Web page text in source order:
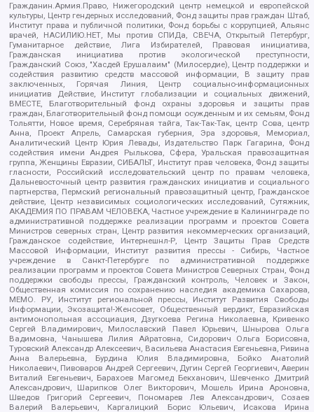
Гражданин.Армия.Право, Нижегородский центр немецкой и европейской
культуры, Центр гендерных исследований, Фонд защиты прав граждан Штаб,
Институт права и публичной политики, Фонд борьбы с коррупцией, Альянс
врачей, НАСИЛИЮ.НЕТ, Мы против СПИДа, СВЕЧА, Открытый Петербург,
Гуманитарное действие, Лига Избирателей, Правовая инициатива,
Гражданская инициатива против экологической преступности,
Гражданский Союз, "Хасдей Ерушалаим" (Милосердие), Центр поддержки и
содействия развитию средств массовой информации, В защиту прав
заключенных, Горячая Линия, Центр социально-информационных
инициатив Действие, Институт глобализации и социальных движений,
ВМЕСТЕ, Благотворительный фонд охраны здоровья и защиты прав
граждан, Благотворительный фонд помощи осужденным и их семьям, Фонд
Тольятти, Новое время, Серебряная тайга, Так-Так-Так, центр Сова, центр
Анна, Проект Апрель, Самарская губерния, Эра здоровья, Мемориал,
Аналитический Центр Юрия Левады, Издательство Парк Гагарина, Фонд
содействия имени Андрея Рылькова, Сфера, Уральская правозащитная
группа, Женщины Евразии, СИБАЛЬТ, Институт прав человека, Фонд защиты
гласности, Российский исследовательский центр по правам человека,
Дальневосточный центр развития гражданских инициатив и социального
партнерства, Пермский региональный правозащитный центр, Гражданское
действие, Центр независимых социологических исследований, Сутяжник,
АКАДЕМИЯ ПО ПРАВАМ ЧЕЛОВЕКА, Частное учреждение в Калининграде по
административной поддержке реализации программ и проектов Совета
Министров северных стран, Центр развития некоммерческих организаций,
Гражданское содействие, Интернешнл-Р, Центр Защиты Прав Средств
Массовой Информации, Институт развития прессы - Сибирь, Частное
учреждение в Санкт-Петербурге по административной поддержке
реализации программ и проектов Совета Министров Северных Стран, Фонд
поддержки свободы прессы, Гражданский контроль, Человек и Закон,
Общественная комиссия по сохранению наследия академика Сахарова,
МЕМО. РУ, Институт региональной прессы, Институт Развития Свободы
Информации, Экозащита!-Женсовет, Общественный вердикт, Евразийская
антимонопольная ассоциация, Дзугкоева Регина Николаевна, Кривенко
Сергей Владимирович, Милославский Павел Юрьевич, Шнырова Ольга
Вадимовна, Чанышева Лилия Айратовна, Сидорович Ольга Борисовна,
Туровский Александр Алексеевич, Васильева Анастасия Евгеньевна, Ривина
Анна Валерьевна, Бурдина Юлия Владимировна, Бойко Анатолий
Николаевич, Пивоваров Андрей Сергеевич, Дугин Сергей Георгиевич, Аверин
Виталий Евгеньевич, Барахоев Магомед Бекханович, Шевченко Дмитрий
Александрович, Шарипков Олег Викторович, Мошель Ирина Ароновна,
Шведов Григорий Сергеевич, Пономарев Лев Александрович, Созаев
Валерий Валерьевич, Каргалицкий Борис Юльевич, Исакова Ирина